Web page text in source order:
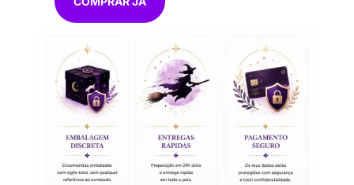
Quantidade
Mirim